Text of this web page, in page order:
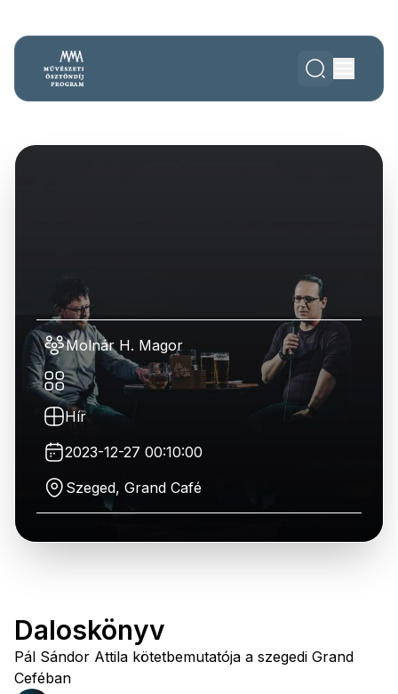
Molnár H. Magor
Hír
2023-12-27 00:10:00
Szeged, Grand Café
Daloskönyv
Pál Sándor Attila kötetbemutatója a szegedi Grand
Ceféban